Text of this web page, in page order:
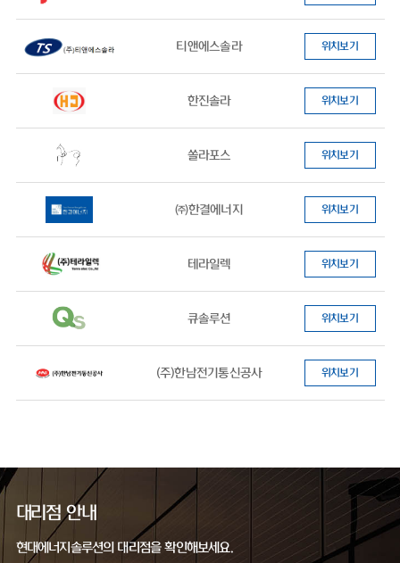
티앤에스솔라 위치보기
한진솔라 위치보기
쏠라포스 위치보기
㈜한결에너지 위치보기
테라일렉 위치보기
큐솔루션 위치보기
(주)한남전기통신공사 위치보기
대리점 안내
현대에너지솔루션의 대리점을 확인해보세요.